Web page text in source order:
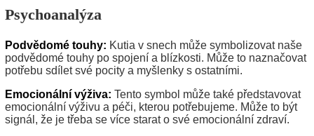
Psychoanalýza
Podvědomé touhy: Kutia v snech může symbolizovat naše
podvědomé touhy po spojení a blízkosti. Může to naznačovat
potřebu sdílet své pocity a myšlenky s ostatními.
Emocionální výživa: Tento symbol může také představovat
emocionální výživu a péči, kterou potřebujeme. Může to být
signál, že je třeba se více starat o své emocionální zdraví.